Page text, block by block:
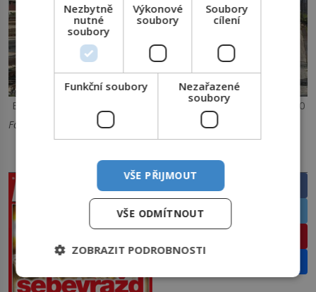
ETR 500 – Foto: Wdwdbot / Creative Commons / CC-BY-SA-4.0
Foto: Úvodní foto: Smnt / Creative Commons / CC-BY-2.5
PRÁVĚ V PRODEJI SDÍLEJTE ČLÁNEK
Facebook
Nezbytně
nutné
soubory
Výkonové
soubory
Soubory
cílení
Funkční soubory
Nezařazené
soubory
VŠE PŘIJMOUT
VŠE ODMÍTNOUT
ZOBRAZIT PODROBNOSTI